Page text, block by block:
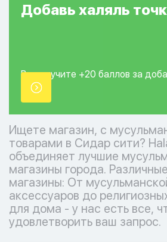
Добавь халяль
Вы получите +20 баллов за
точки.
Ищете магазин, с
товарами в Сидар сити?
объединяет лучшие
магазины города.
магазины: От
аксессуаров до
для дома - у нас есть все,
удовлетворить ваш запрос.